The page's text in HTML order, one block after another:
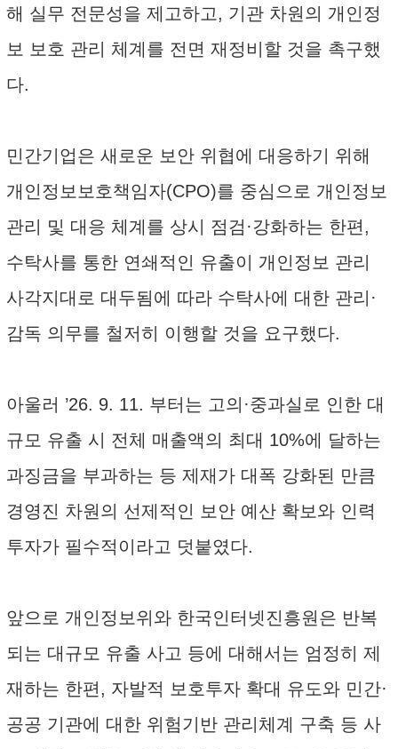
해 실무 전문성을 제고하고, 기관 차원의 개인정
보 보호 관리 체계를 전면 재정비할 것을 촉구했
다.
민간기업은 새로운 보안 위협에 대응하기 위해
개인정보보호책임자(CPO)를 중심으로 개인정보
관리 및 대응 체계를 상시 점검·강화하는 한편,
수탁사를 통한 연쇄적인 유출이 개인정보 관리
사각지대로 대두됨에 따라 수탁사에 대한 관리·
감독 의무를 철저히 이행할 것을 요구했다.
아울러 ’26. 9. 11. 부터는 고의·중과실로 인한 대
규모 유출 시 전체 매출액의 최대 10%에 달하는
과징금을 부과하는 등 제재가 대폭 강화된 만큼
경영진 차원의 선제적인 보안 예산 확보와 인력
투자가 필수적이라고 덧붙였다.
앞으로 개인정보위와 한국인터넷진흥원은 반복
되는 대규모 유출 사고 등에 대해서는 엄정히 제
재하는 한편, 자발적 보호투자 확대 유도와 민간·
공공 기관에 대한 위험기반 관리체계 구축 등 사